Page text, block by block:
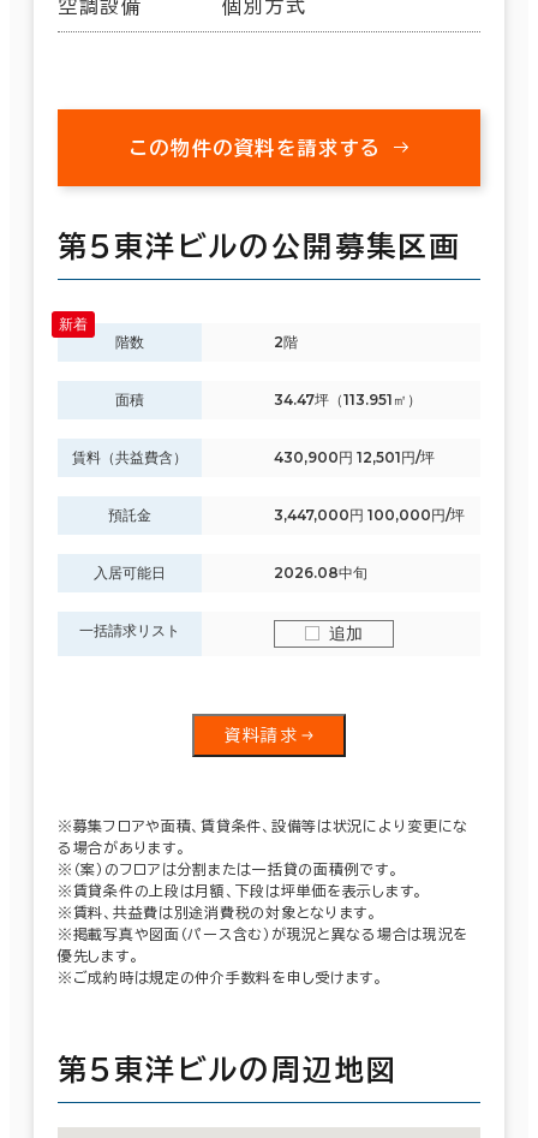
空調設備 個別方式
この物件の資料を請求する
第５東洋ビルの公開募集区画
階数 2階
面積 34.47坪（113.951㎡）
賃料（共益費含） 430,900円 12,501円/坪
預託金 3,447,000円 100,000円/坪
入居可能日 2026.08中旬
一括請求リスト 追加
資料請求
※募集フロアや面積、賃貸条件、設備等は状況により変更にな
る場合があります。
※（案）のフロアは分割または一括貸の面積例です。
※賃貸条件の上段は月額、下段は坪単価を表示します。
※賃料、共益費は別途消費税の対象となります。
※掲載写真や図面（パース含む）が現況と異なる場合は現況を
優先します。
※ご成約時は規定の仲介手数料を申し受けます。
第５東洋ビルの周辺地図